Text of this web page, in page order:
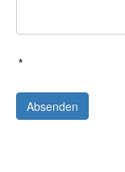
*
Absenden